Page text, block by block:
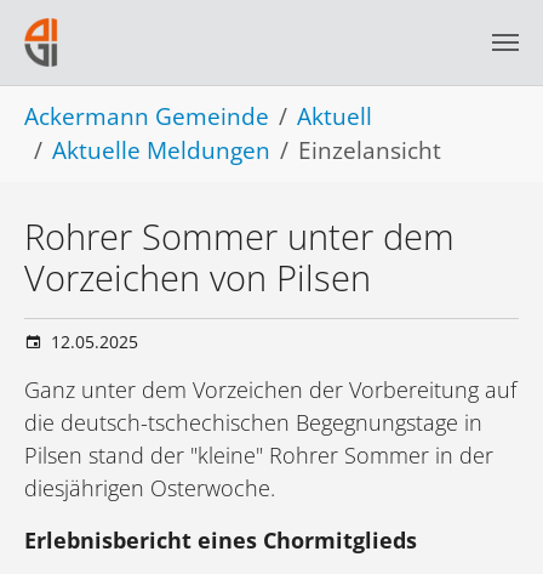
Skip to main navigation
Skip to main content
Skip to page footer
You are here:
Ackermann Gemeinde
Aktuell
Aktuelle Meldungen
Einzelansicht
Rohrer Sommer unter dem
Vorzeichen von Pilsen
12.05.2025
Ganz unter dem Vorzeichen der Vorbereitung auf
die deutsch-tschechischen Begegnungstage in
Pilsen stand der "kleine" Rohrer Sommer in der
diesjährigen Osterwoche.
Erlebnisbericht eines Chormitglieds